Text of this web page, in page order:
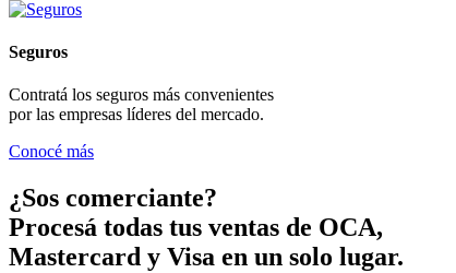
Seguros
Contratá los seguros más convenientes
por las empresas líderes del mercado.
Conocé más
¿Sos comerciante?
Procesá todas tus ventas de OCA,
Mastercard y Visa en un solo lugar.